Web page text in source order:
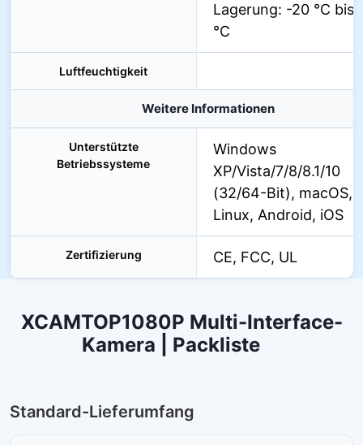
Lagerung: -20 °C bis
°C
Luftfeuchtigkeit
Weitere Informationen
Unterstützte
Betriebssysteme
Windows
XP/Vista/7/8/8.1/10
(32/64-Bit), macOS,
Linux, Android, iOS
Zertifizierung CE, FCC, UL
XCAMTOP1080P Multi-Interface-
Kamera | Packliste
Standard-Lieferumfang